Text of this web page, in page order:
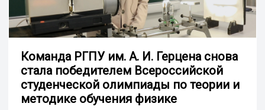
Команда РГПУ им. А. И. Герцена снова
стала победителем Всероссийской
студенческой олимпиады по теории и
методике обучения физике